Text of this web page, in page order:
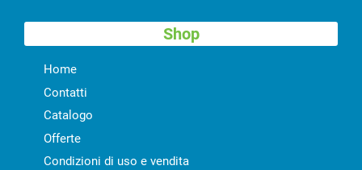
Shop
Home
Contatti
Catalogo
Offerte
Condizioni di uso e vendita